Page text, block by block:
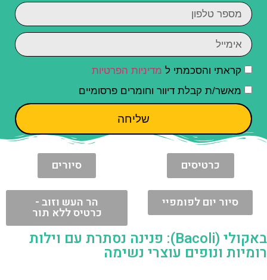
קראתי והסכמתי ל מדיניות הפרטיות
מאשר/ת קבלת דיוור וחומרים פרסומיים
שליחה
כרטיסים סיורים
סיור יום לפומפיי הר העש וזוב -
כרטיס ללא תור
באקולי (Bacoli): פנינה נסתרת עם וילות
רומיות ונופים עוצרי נשימה